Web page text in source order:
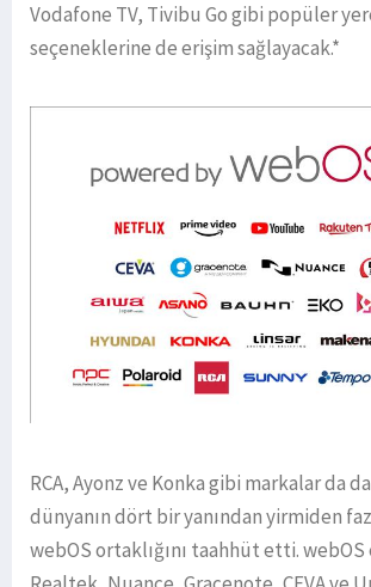
Vodafone TV, Tivibu Go gibi popüler
seçeneklerine de erişim sağlayacak.*
RCA, Ayonz ve Konka gibi markalar da
dünyanın dört bir yanından yirmiden
webOS ortaklığını taahhüt etti.